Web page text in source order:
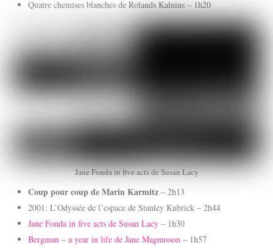
Quatre chemises blanches de Rolands Kalnins – 1h20
Jane Fonda in five acts de Susan Lacy
Coup pour coup de Marin Karmitz – 2h13
2001: L’Odyssée de l’espace de Stanley Kubrick – 2h44
Jane Fonda in five acts de Susan Lacy – 1h30
Bergman – a year in life de Jane Magnusson – 1h57